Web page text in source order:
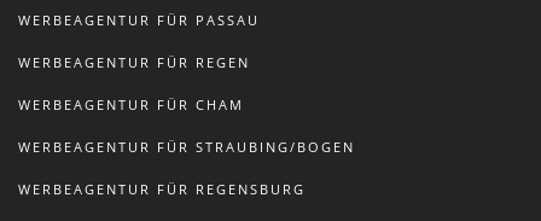
WERBEAGENTUR FÜR PASSAU
WERBEAGENTUR FÜR REGEN
WERBEAGENTUR FÜR CHAM
WERBEAGENTUR FÜR STRAUBING/BOGEN
WERBEAGENTUR FÜR REGENSBURG